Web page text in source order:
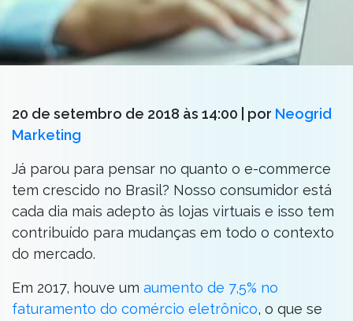
20 de setembro de 2018 às 14:00 | por Neogrid
Marketing
Já parou para pensar no quanto o e-commerce
tem crescido no Brasil? Nosso consumidor está
cada dia mais adepto às lojas virtuais e isso tem
contribuído para mudanças em todo o contexto
do mercado.
Em 2017, houve um aumento de 7,5% no
faturamento do comércio eletrônico, o que se